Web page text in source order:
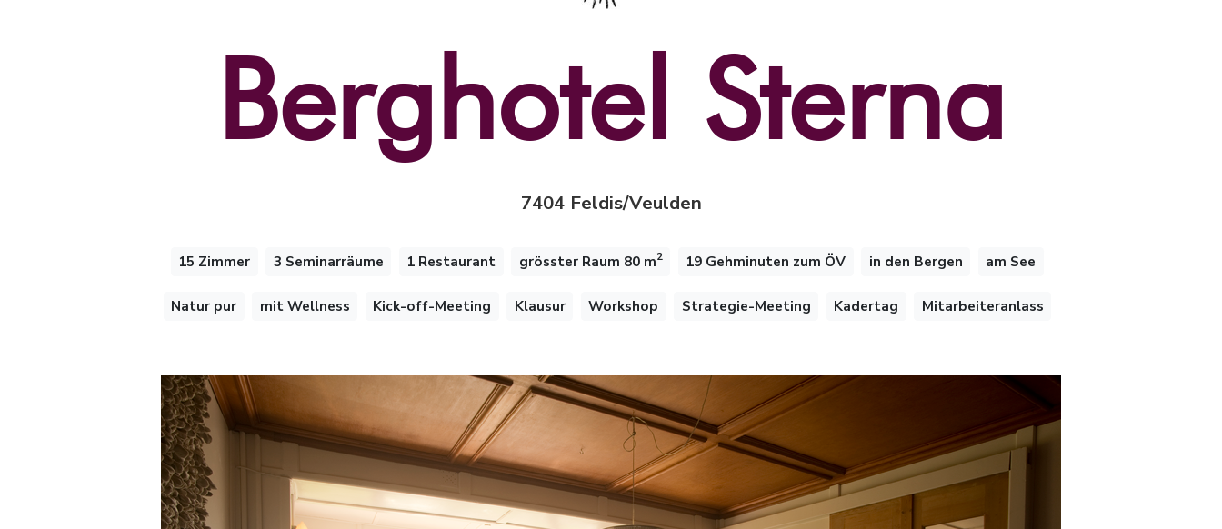
Berghotel Sterna
7404 Feldis/Veulden
15 Zimmer 3 Seminarräume 1 Restaurant grösster Raum 80 m2 19 Gehminuten zum ÖV in den Bergen am See
Natur pur mit Wellness Kick-off-Meeting Klausur Workshop Strategie-Meeting Kadertag Mitarbeiteranlass